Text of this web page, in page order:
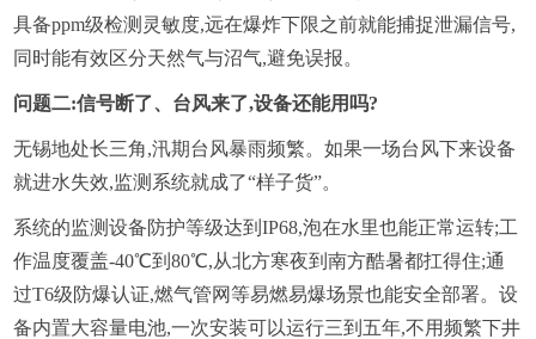
具备ppm级检测灵敏度,远在爆炸下限之前就能捕捉泄漏信号,
同时能有效区分天然气与沼气,避免误报。
问题二:信号断了、台风来了,设备还能用吗?
无锡地处长三角,汛期台风暴雨频繁。如果一场台风下来设备
就进水失效,监测系统就成了“样子货”。
系统的监测设备防护等级达到IP68,泡在水里也能正常运转;工
作温度覆盖-40℃到80℃,从北方寒夜到南方酷暑都扛得住;通
过T6级防爆认证,燃气管网等易燃易爆场景也能安全部署。设
备内置大容量电池,一次安装可以运行三到五年,不用频繁下井